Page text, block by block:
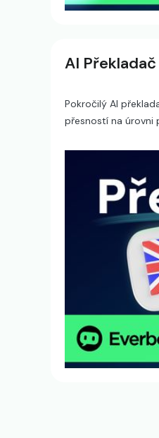
AI Překladač
Pokročilý AI
přesností na úrovni